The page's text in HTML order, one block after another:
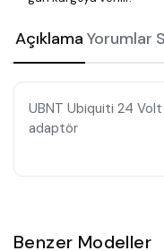
Açıklama Yorumlar
UBNT Ubiquiti 24
adaptör
Benzer Modeller